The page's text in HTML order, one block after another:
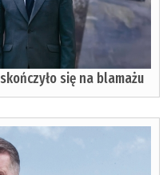
się na blamażu